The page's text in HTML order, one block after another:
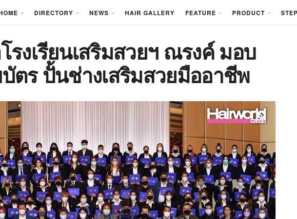
DIRECTORY NEWS HAIR GALLERY FEATURE PRODUCT
งเรียนเสริมสวยฯ ณรงค์ มอบ
ตร ปั้นช่างเสริมสวยมืออาชีพ